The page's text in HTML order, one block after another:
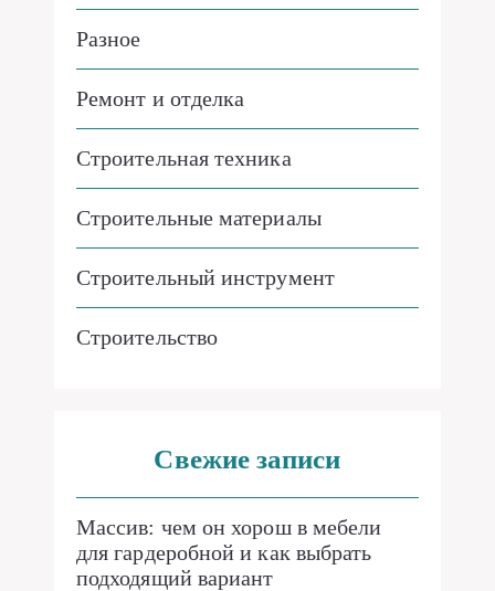
Разное
Ремонт и отделка
Строительная техника
Строительные материалы
Строительный инструмент
Строительство
Свежие записи
Массив: чем он хорош в мебели
для гардеробной и как выбрать
подходящий вариант